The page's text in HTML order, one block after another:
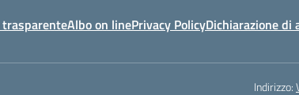
Albo on linePrivacy PolicyDichiarazione di
Indirizzo: